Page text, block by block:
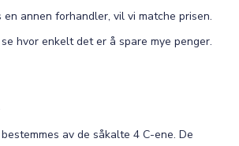
annen forhandler, vil vi matche prisen.
hvor enkelt det er å spare mye penger.
av de såkalte 4 C-ene. De